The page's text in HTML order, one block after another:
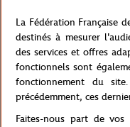
Référence :NH4262RG-
Caractéristiques
La Fédération Française
destinés à mesurer
des services et offres
fonctionnels sont
fonctionnement du
précédemment, ces
Faites-nous part de vos